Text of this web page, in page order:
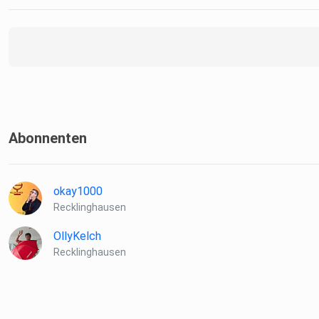
Abonnenten
okay1000
Recklinghausen
OllyKelch
Recklinghausen